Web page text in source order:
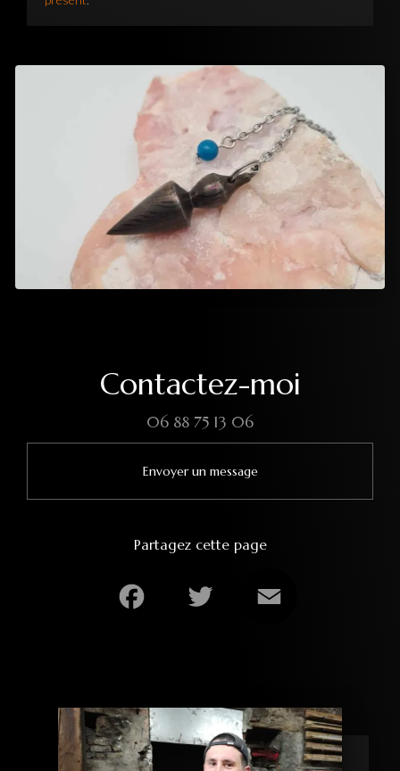
Contactez-moi
06 88 75 13 06
Envoyer un message
Partagez cette page